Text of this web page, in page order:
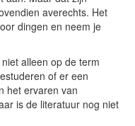
averechts. Het
dingen en neem je
alleen op de term
of er een
het ervaren van
is de literatuur nog niet